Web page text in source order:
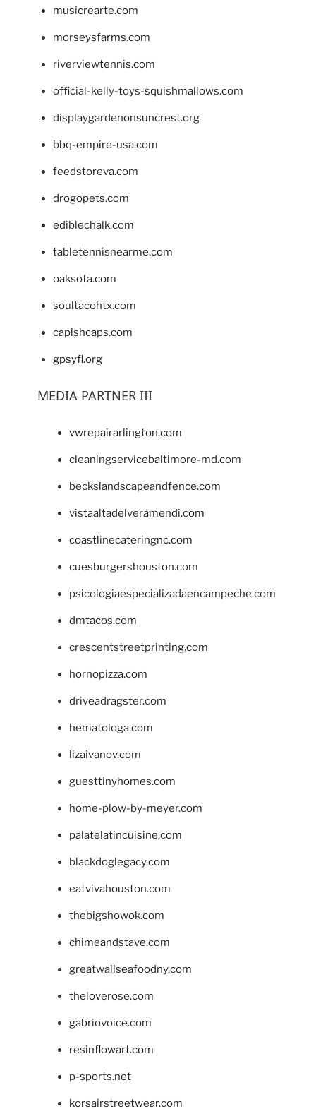
musicrearte.com
morseysfarms.com
riverviewtennis.com
official-kelly-toys-squishmallows.com
displaygardenonsuncrest.org
bbq-empire-usa.com
feedstoreva.com
drogopets.com
ediblechalk.com
tabletennisnearme.com
oaksofa.com
soultacohtx.com
capishcaps.com
gpsyfl.org
MEDIA PARTNER III
vwrepairarlington.com
cleaningservicebaltimore-md.com
beckslandscapeandfence.com
vistaaltadelveramendi.com
coastlinecateringnc.com
cuesburgershouston.com
psicologiaespecializadaencampeche.com
dmtacos.com
crescentstreetprinting.com
hornopizza.com
driveadragster.com
hematologa.com
lizaivanov.com
guesttinyhomes.com
home-plow-by-meyer.com
palatelatincuisine.com
blackdoglegacy.com
eatvivahouston.com
thebigshowok.com
chimeandstave.com
greatwallseafoodny.com
theloverose.com
gabriovoice.com
resinflowart.com
p-sports.net
korsairstreetwear.com